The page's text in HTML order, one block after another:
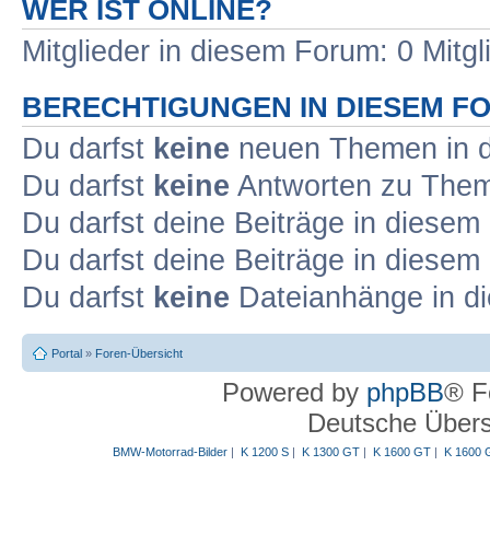
WER IST ONLINE?
Mitglieder in diesem Forum: 0
BERECHTIGUNGEN IN DIESEM
Du darfst keine neuen Themen in
Du darfst keine Antworten zu
Du darfst deine Beiträge in
Du darfst deine Beiträge in
Du darfst keine Dateianhänge in
Portal » Foren-Übersicht
Powered by phpBB®
Deutsche
BMW-Motorrad-Bilder| K 1200 S| K 1300 GT| K 1600 GT| K 1600